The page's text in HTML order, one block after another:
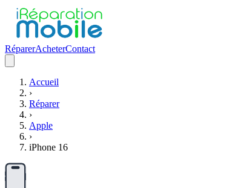
RéparerAcheterContact
Accueil
›
Réparer
›
Apple
›
iPhone 16